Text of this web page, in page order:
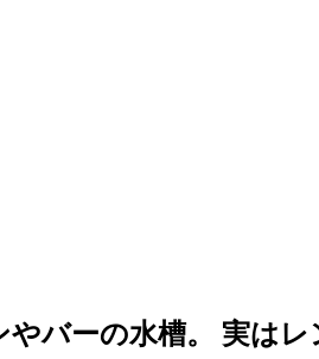
バーの水槽。 実は